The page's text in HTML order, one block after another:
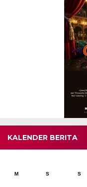
KALENDER BERITA
M S S